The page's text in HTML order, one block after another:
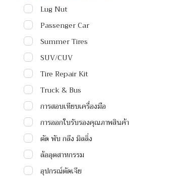
Lug Nut
Passenger Car
Summer Tires
SUV/CUV
Tire Repair Kit
Truck & Bus
การสอบเทียบเครื่องมือ
การออกใบรับรองคุณภาพสินค้า
ตัด พับ กลึง มิลลิ่ง
ล้ออุตสาหกรรม
อุปกรณ์ตัดเจีย